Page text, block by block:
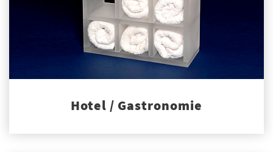
Hotel / Gastronomie